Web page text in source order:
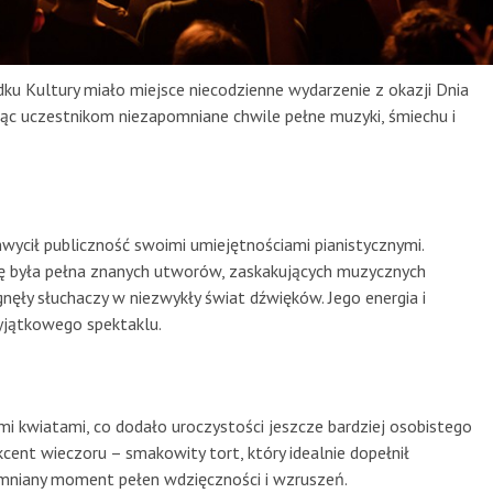
Kultury miało miejsce niecodzienne wydarzenie z okazji Dnia
uczestnikom niezapomniane chwile pełne muzyki, śmiechu i
publiczność swoimi umiejętnościami pianistycznymi.
pełna znanych utworów, zaskakujących muzycznych
słuchaczy w niezwykły świat dźwięków. Jego energia i
spektaklu.
kwiatami, co dodało uroczystości jeszcze bardziej osobistego
wieczoru – smakowity tort, który idealnie dopełnił
moment pełen wdzięczności i wzruszeń.